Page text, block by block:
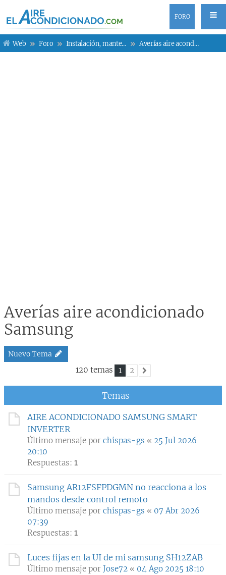
FORO
Web Foro Instalación, mantenimiento y averías Averías aire acondicionado Samsung
Averías aire acondicionado
Samsung
Nuevo Tema
120 temas 1
2
Siguiente
Temas
AIRE ACONDICIONADO SAMSUNG SMART
INVERTER
Último mensaje por chispas-gs « 25 Jul 2026
20:10
Respuestas: 1
Samsung AR12FSFPDGMN no reacciona a los
mandos desde control remoto
Último mensaje por chispas-gs « 07 Abr 2026
07:39
Respuestas: 1
Luces fijas en la UI de mi samsung SH12ZAB
Último mensaje por Jose72 « 04 Ago 2025 18:10